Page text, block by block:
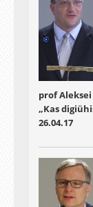
prof
„Kas
26.04.17